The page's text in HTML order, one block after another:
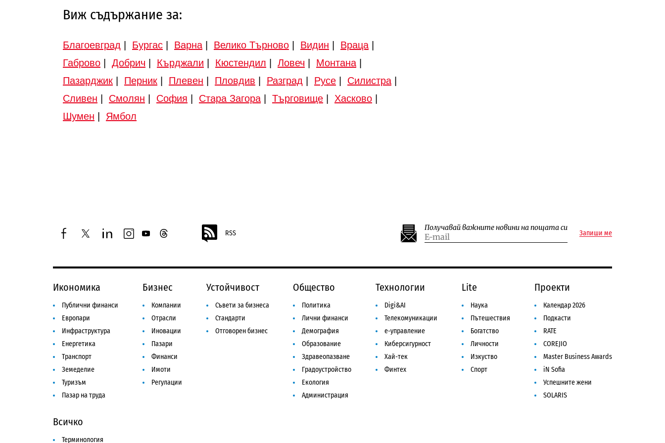
Виж съдържание за:
Благоевград | Бургас | Варна | Велико Търново | Видин | Враца |
Габрово | Добрич | Кърджали | Кюстендил | Ловеч | Монтана |
Пазарджик | Перник | Плевен | Пловдив | Разград | Русе | Силистра |
Сливен | Смолян | София | Стара Загора | Търговище | Хасково |
Шумен | Ямбол
facebooktwitterlinkedininstagram
youtubethreads RSS
Получавай важните новини на пощата си
Запиши ме
Икономика
Публични финанси
Европари
Инфраструктура
Енергетика
Транспорт
Земеделие
Туризъм
Пазар на труда
Бизнес
Компании
Отрасли
Иновации
Пазари
Финанси
Имоти
Регулации
Устойчивост
Съвети за бизнеса
Стандарти
Отговорен бизнес
Общество
Политика
Лични финанси
Демография
Образование
Здравеопазване
Градоустройство
Екология
Администрация
Технологии
Digi&AI
Телекомуникации
е-управление
Киберсигурност
Хай-тек
Финтех
Lite
Наука
Пътешествия
Богатство
Личности
Изкуство
Спорт
Проекти
Календар 2026
Подкасти
RATE
COREJIO
Master Business Awards
iN Sofia
Успешните жени
SOLARIS
Всичко
Терминология